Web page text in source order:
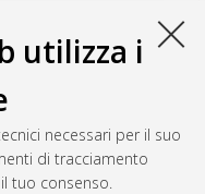
utilizza i
necessari per il suo
di tracciamento
tuo consenso.